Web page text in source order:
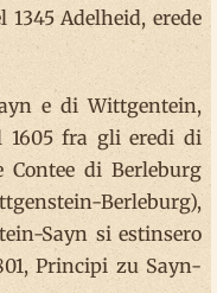
Adelheid, erede
e di Wittgentein,
1605 fra gli eredi di
di Berleburg
Berleburg),
Sayn si estinsero
Principi zu Sayn-